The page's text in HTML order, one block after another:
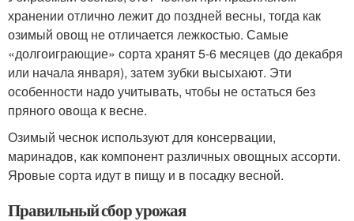
хранении отлично лежит до поздней весны, тогда как
озимый овощ не отличается лежкостью. Самые
«долгоиграющие» сорта хранят 5-6 месяцев (до декабря
или начала января), затем зубки высыхают. Эти
особенности надо учитывать, чтобы не остаться без
пряного овоща к весне.
Озимый чеснок используют для консервации,
маринадов, как компонент различных овощных ассорти.
Яровые сорта идут в пищу и в посадку весной.
Правильный сбор урожая